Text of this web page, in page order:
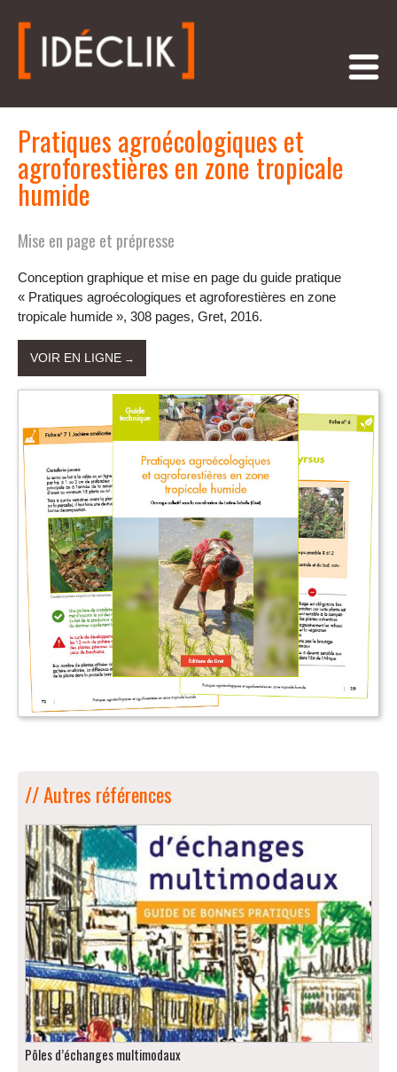
Pratiques agroécologiques et
agroforestières en zone tropicale
humide
Mise en page et prépresse
Conception graphique et mise en page du guide pratique
« Pratiques agroécologiques et agroforestières en zone
tropicale humide », 308 pages, Gret, 2016.
VOIR EN LIGNE
// Autres références
Pôles d’échanges multimodaux